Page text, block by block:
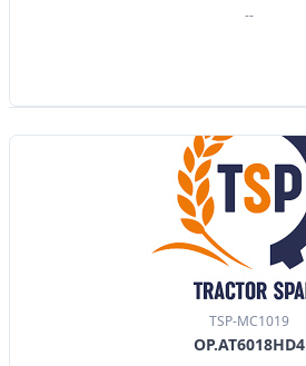
--
TSP-MC1019
OP.AT6018HD4